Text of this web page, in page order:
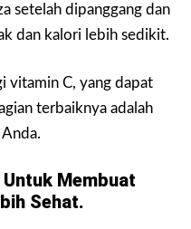
setelah dipanggang dan
dan kalori lebih sedikit.
vitamin C, yang dapat
terbaiknya adalah
Untuk Membuat
Sehat.